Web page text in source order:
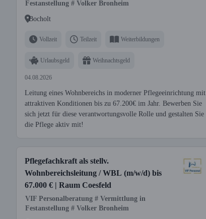
Festanstellung # Volker Bronheim
Bocholt
Vollzeit Teilzeit Weiterbildungen
Urlaubsgeld Weihnachtsgeld
04.08.2026
Leitung eines Wohnbereichs in moderner Pflegeeinrichtung mit
attraktiven Konditionen bis zu 67.200€ im Jahr. Bewerben Sie
sich jetzt für diese verantwortungsvolle Rolle und gestalten Sie
die Pflege aktiv mit!
Pflegefachkraft als stellv.
Wohnbereichsleitung / WBL (m/w/d) bis
67.000 € | Raum Coesfeld
VIF Personalberatung # Vermittlung in
Festanstellung # Volker Bronheim